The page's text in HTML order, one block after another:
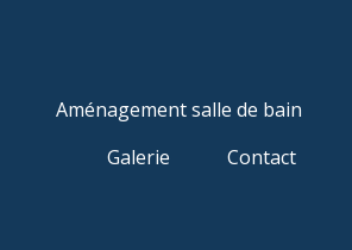
Aménagement salle de bain
Galerie
Contact